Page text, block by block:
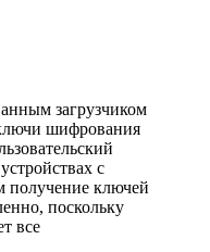
загрузчиком
шифрования
с
получение ключей
поскольку
все